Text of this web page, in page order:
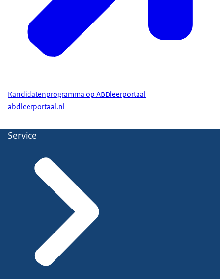
Kandidatenprogramma op ABDleerportaal
abdleerportaal.nl
Service